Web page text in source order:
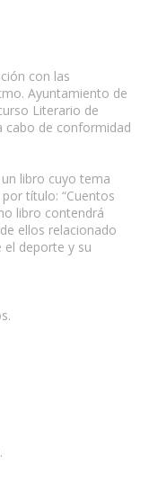
con las
Ayuntamiento de
Literario de
cabo de conformidad
libro cuyo tema
título: “Cuentos
libro contendrá
ellos relacionado
el deporte y su